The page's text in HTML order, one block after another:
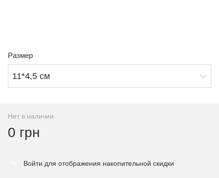
Размер
11*4,5 см
Нет в наличии
0 грн
Войти для отображения накопительной скидки